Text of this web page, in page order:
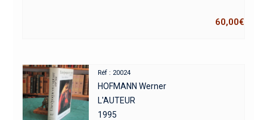
60,00€
Réf : 20024
HOFMANN Werner
L'AUTEUR
1995